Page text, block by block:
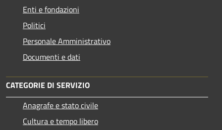
Enti e fondazioni
Politici
Personale Amministrativo
Documenti e dati
CATEGORIE DI SERVIZIO
Anagrafe e stato civile
Cultura e tempo libero